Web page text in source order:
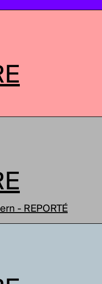
- REPORTÉ